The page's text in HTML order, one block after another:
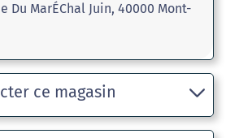
Du MarÉChal Juin, 40000 Mont-
ce magasin